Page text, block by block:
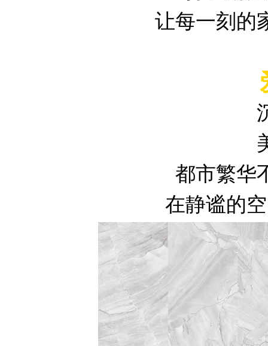
让每一刻的
都市繁华
在静谧的